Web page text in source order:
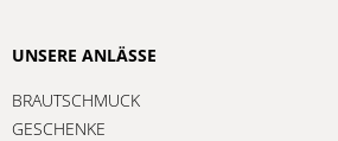
UNSERE ANLÄSSE
BRAUTSCHMUCK
GESCHENKE